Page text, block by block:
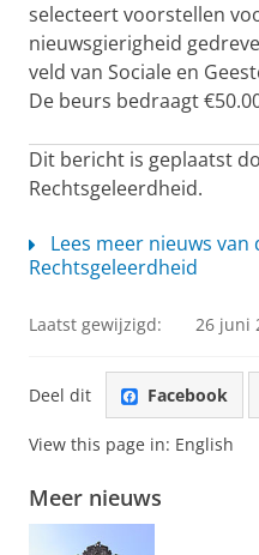
selecteert voorstellen
nieuwsgierigheid
veld van Sociale en
De beurs bedraagt
Dit bericht is geplaatst
Rechtsgeleerdheid.
Lees meer nieuws van
Rechtsgeleerdheid
Laatst gewijzigd: 26 juni
Deel dit Facebook
View this page in: English
Meer nieuws